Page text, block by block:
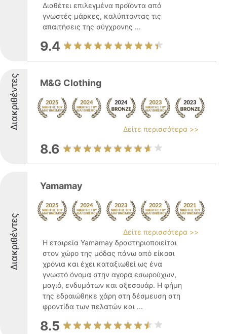
Διαθέτει επιλεγμένα προϊόντα από
γνωστές μάρκες, καλύπτοντας τις
απαιτήσεις της σύγχρονης ...
9.4
Διακριθέντες M&G Clothing
Δείτε περισσότερα >>
8.6
Διακριθέντες
Yamamay
Δείτε περισσότερα >>
Η εταιρεία Yamamay δραστηριοποιείται
στον χώρο της μόδας πάνω από είκοσι
χρόνια και έχει καταξιωθεί ως ένα
γνωστό όνομα στην αγορά εσωρούχων,
μαγιό, ενδυμάτων και αξεσουάρ. Η φήμη
της εδραιώθηκε χάρη στη δέσμευση στη
φροντίδα των πελατών και ...
8.5